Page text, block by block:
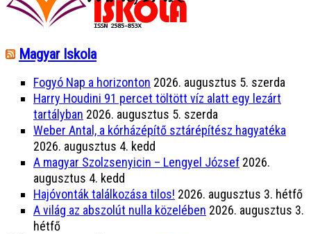
Magyar Iskola
Fogyó Nap a horizonton 2026. augusztus 5. szerda
Harry Houdini 91 percet töltött víz alatt egy lezárt
tartályban 2026. augusztus 5. szerda
Weber Antal, a kórházépítő sztárépítész hagyatéka
2026. augusztus 4. kedd
A magyar Szolzsenyicin – Lengyel József 2026.
augusztus 4. kedd
Hajóvonták találkozása tilos! 2026. augusztus 3. hétfő
A világ az abszolút nulla közelében 2026. augusztus 3.
hétfő